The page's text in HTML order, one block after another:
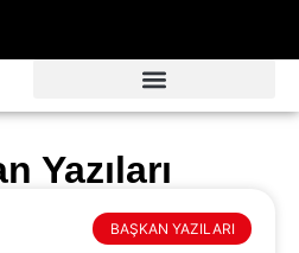
Yazıları
BAŞKAN YAZILARI